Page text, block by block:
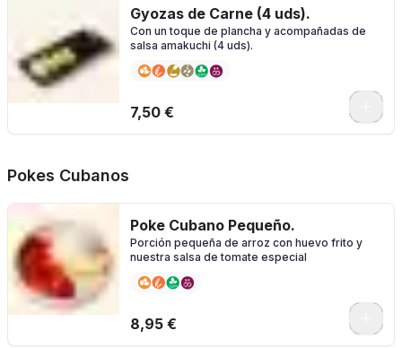
Gyozas de Carne (4 uds).
Con un toque de plancha y acompañadas de
salsa amakuchi (4 uds).
7,50 €
Pokes Cubanos
Poke Cubano Pequeño.
Porción pequeña de arroz con huevo frito y
nuestra salsa de tomate especial
8,95 €